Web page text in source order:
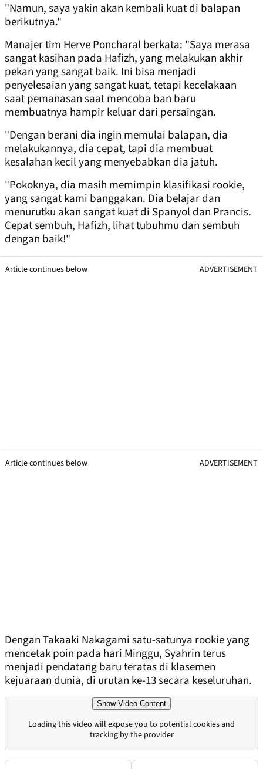
"Namun, saya yakin akan kembali kuat di balapan
berikutnya."
Manajer tim Herve Poncharal berkata: "Saya merasa
sangat kasihan pada Hafizh, yang melakukan akhir
pekan yang sangat baik. Ini bisa menjadi
penyelesaian yang sangat kuat, tetapi kecelakaan
saat pemanasan saat mencoba ban baru
membuatnya hampir keluar dari persaingan.
"Dengan berani dia ingin memulai balapan, dia
melakukannya, dia cepat, tapi dia membuat
kesalahan kecil yang menyebabkan dia jatuh.
"Pokoknya, dia masih memimpin klasifikasi rookie,
yang sangat kami banggakan. Dia belajar dan
menurutku akan sangat kuat di Spanyol dan Prancis.
Cepat sembuh, Hafizh, lihat tubuhmu dan sembuh
dengan baik!"
Article continues below ADVERTISEMENT
Article continues below ADVERTISEMENT
Dengan Takaaki Nakagami satu-satunya rookie yang
mencetak poin pada hari Minggu, Syahrin terus
menjadi pendatang baru teratas di klasemen
kejuaraan dunia, di urutan ke-13 secara keseluruhan.
Show Video Content
Loading this video will expose you to potential cookies and
tracking by the provider